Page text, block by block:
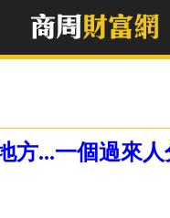
方...一個過來